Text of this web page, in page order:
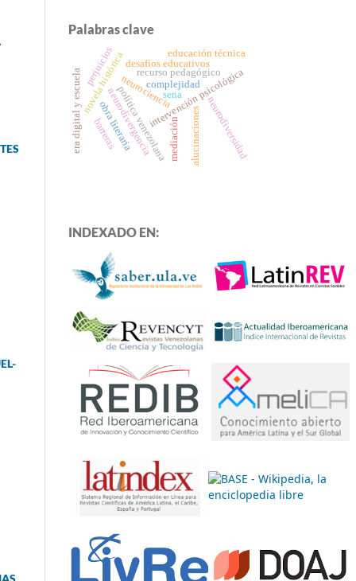
Palabras clave
intervención psicológica
política venezolana
neurodivergencia neurodiversidad
neurociencia
mediación
recurso pedagógico
novela histórica
obra literaria
complejidad
desafíos educativos
sena
educación técnica
alucinaciones
barreras
era digital y escuela
perjuicios
INDEXADO EN: